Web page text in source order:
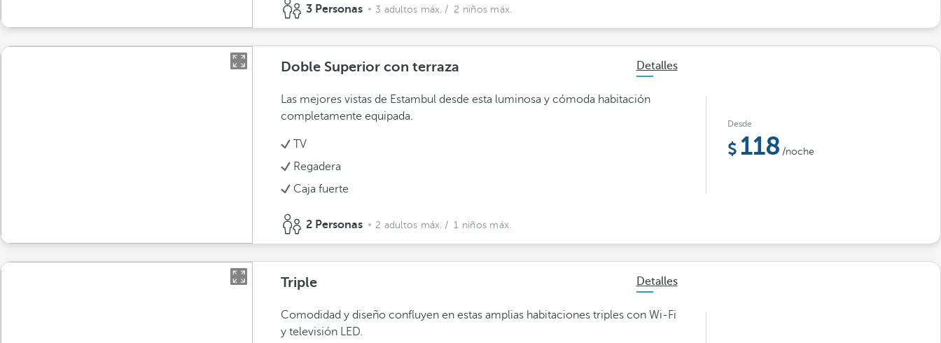
3 Personas 3 adultos máx. / 2 niños máx.
Doble Superior con terraza Detalles
Las mejores vistas de Estambul desde esta luminosa y cómoda habitación
completamente equipada.
TV
Regadera
Caja fuerte
2 Personas 2 adultos máx. / 1 niños máx.
Desde
118 /noche
Triple Detalles
Comodidad y diseño confluyen en estas amplias habitaciones triples con Wi-Fi
y televisión LED.